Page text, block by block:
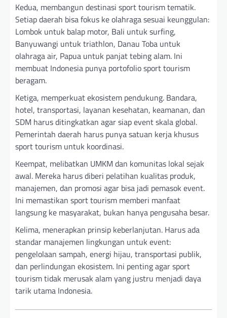
Kedua, membangun destinasi sport tourism tematik.
Setiap daerah bisa fokus ke olahraga sesuai keunggulan:
Lombok untuk balap motor, Bali untuk surfing,
Banyuwangi untuk triathlon, Danau Toba untuk
olahraga air, Papua untuk panjat tebing alam. Ini
membuat Indonesia punya portofolio sport tourism
beragam.
Ketiga, memperkuat ekosistem pendukung. Bandara,
hotel, transportasi, layanan kesehatan, keamanan, dan
SDM harus ditingkatkan agar siap event skala global.
Pemerintah daerah harus punya satuan kerja khusus
sport tourism untuk koordinasi.
Keempat, melibatkan UMKM dan komunitas lokal sejak
awal. Mereka harus diberi pelatihan kualitas produk,
manajemen, dan promosi agar bisa jadi pemasok event.
Ini memastikan sport tourism memberi manfaat
langsung ke masyarakat, bukan hanya pengusaha besar.
Kelima, menerapkan prinsip keberlanjutan. Harus ada
standar manajemen lingkungan untuk event:
pengelolaan sampah, energi hijau, transportasi publik,
dan perlindungan ekosistem. Ini penting agar sport
tourism tidak merusak alam yang justru menjadi daya
tarik utama Indonesia.